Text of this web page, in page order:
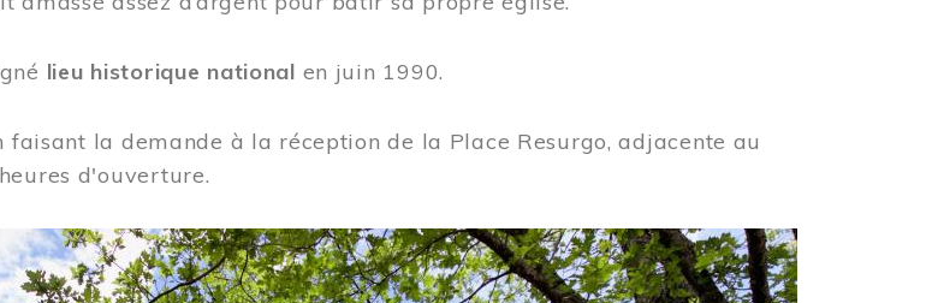
lieu historique national en juin 1990.
faisant la demande à la réception de la Place Resurgo, adjacente au
d'ouverture.